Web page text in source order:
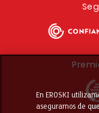
En EROSKI
asegurarnos de